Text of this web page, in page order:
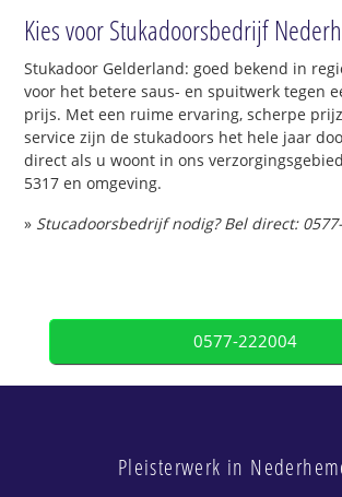
Kies voor Stukadoorsbedrijf
Stukadoor Gelderland: goed bekend in
voor het betere saus- en spuitwerk tegen
prijs. Met een ruime ervaring, scherpe
service zijn de stukadoors het hele jaar
direct als u woont in ons
5317 en omgeving.
» Stucadoorsbedrijf nodig? Bel direct:
0577-222004
Pleisterwerk in